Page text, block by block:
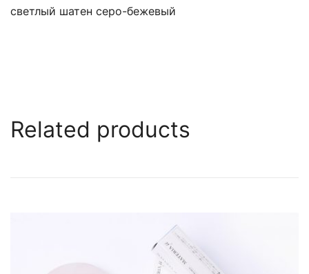
светлый шатен серо-бежевый
Related products